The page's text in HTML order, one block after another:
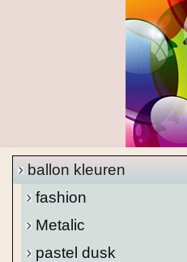
ballon kleuren
fashion
Metalic
pastel dusk